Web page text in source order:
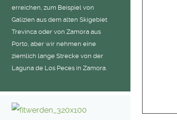
erreichen, zum Beispiel von
Galizien aus dem alten Skigebiet
Trevinca oder von Zamora aus
Porto, aber wir nehmen eine
ziemlich lange Strecke von der
Laguna de Los Peces in Zamora.